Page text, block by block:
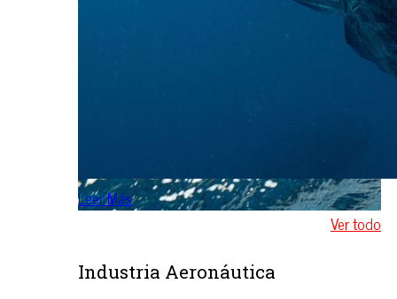
Leer Más
Ver todo
Industria Aeronáutica